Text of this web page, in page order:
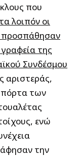
που
λοιπόν οι
προσπάθησαν
της
Συνδέσμου
αριστεράς,
πόρτα των
ενώ
την